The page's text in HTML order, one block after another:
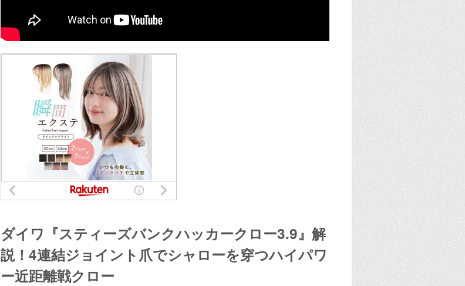
ダイワ『スティーズバンクハッカークロー3.9』解
説！4連結ジョイント爪でシャローを穿つハイパワ
ー近距離戦クロー